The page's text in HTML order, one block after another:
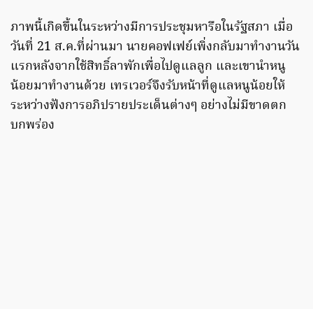
ภาพนี้เกิดขึ้นในระหว่างมีการประชุมหารือในรัฐสภา เมื่อ
วันที่ 21 ส.ค.ที่ผ่านมา นายคอฟเฟย์เพิ่งกลับมาทำงานวัน
แรกหลังจากใช้สิทธิ์ลาพักเพื่อไปดูแลลูก และเขานำหนู
น้อยมาทำงานด้วย เทรเวอร์จึงรับหน้าที่ดูแลหนูน้อยให้
ระหว่างฟังการอภิปรายประเด็นต่างๆ อย่างไม่มีขาดตก
บกพร่อง